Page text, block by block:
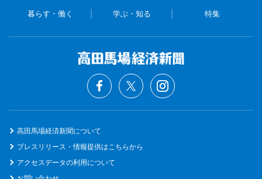
暮らす・働く 学ぶ・知る 特集
高田馬場経済新聞について
プレスリリース・情報提供はこちらから
アクセスデータの利用について